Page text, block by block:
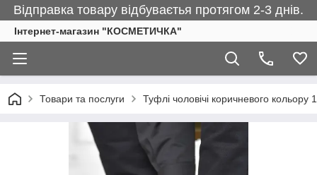
Відправка товару відбуваєтья протягом 2-3 днів.
Інтернет-магазин "КОСМЕТИЧКА"
Товари та послуги Туфлі чоловічі коричневого кольору